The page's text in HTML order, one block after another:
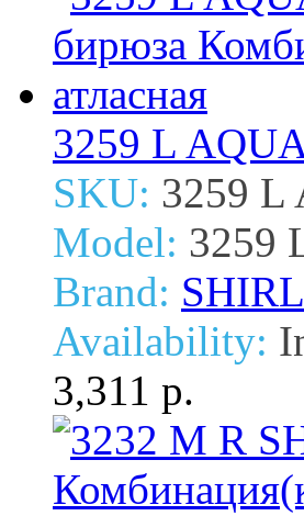
3259 L
SKU: 3259 L
Model: 3259
Brand:
Availability:
3,311 р.